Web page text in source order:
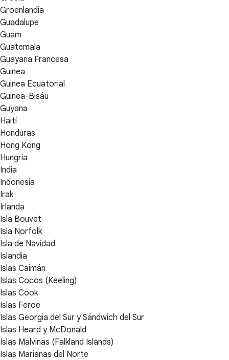
Groenlandia
Guadalupe
Guam
Guatemala
Guayana Francesa
Guinea
Guinea Ecuatorial
Guinea-Bisáu
Guyana
Haití
Honduras
Hong Kong
Hungría
India
Indonesia
Irak
Irlanda
Isla Bouvet
Isla Norfolk
Isla de Navidad
Islandia
Islas Caimán
Islas Cocos (Keeling)
Islas Cook
Islas Feroe
Islas Georgia del Sur y Sándwich del Sur
Islas Heard y McDonald
Islas Malvinas (Falkland Islands)
Islas Marianas del Norte